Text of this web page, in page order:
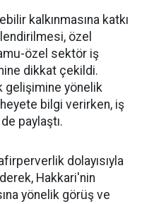
kalkınmasına katkı
özel
özel sektör iş
dikkat çekildi.
gelişimine yönelik
bilgi verirken, iş
paylaştı.
dolayısıyla
Hakkari'nin
yönelik görüş ve